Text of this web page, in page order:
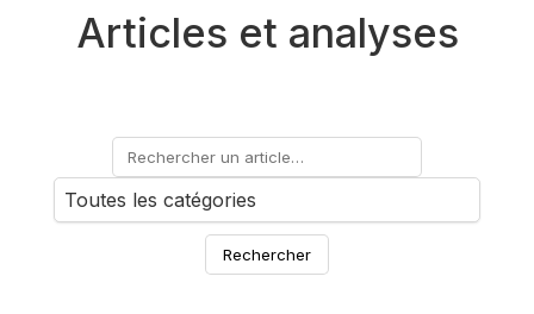
Articles et analyses
Rechercher